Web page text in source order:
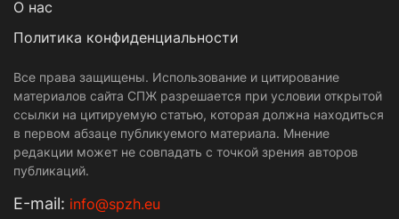
О нас
Политика конфиденциальности
Все права защищены. Использование и цитирование
материалов сайта СПЖ разрешается при условии открытой
ссылки на цитируемую статью, которая должна находиться
в первом абзаце публикуемого материала. Мнение
редакции может не совпадать с точкой зрения авторов
публикаций.
Е-mail: info@spzh.eu